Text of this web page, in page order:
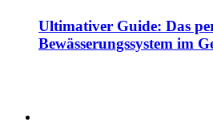
Ultimativer Guide: Das
Bewässerungssystem im